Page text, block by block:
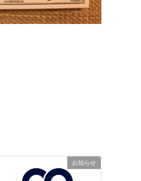
お知らせ